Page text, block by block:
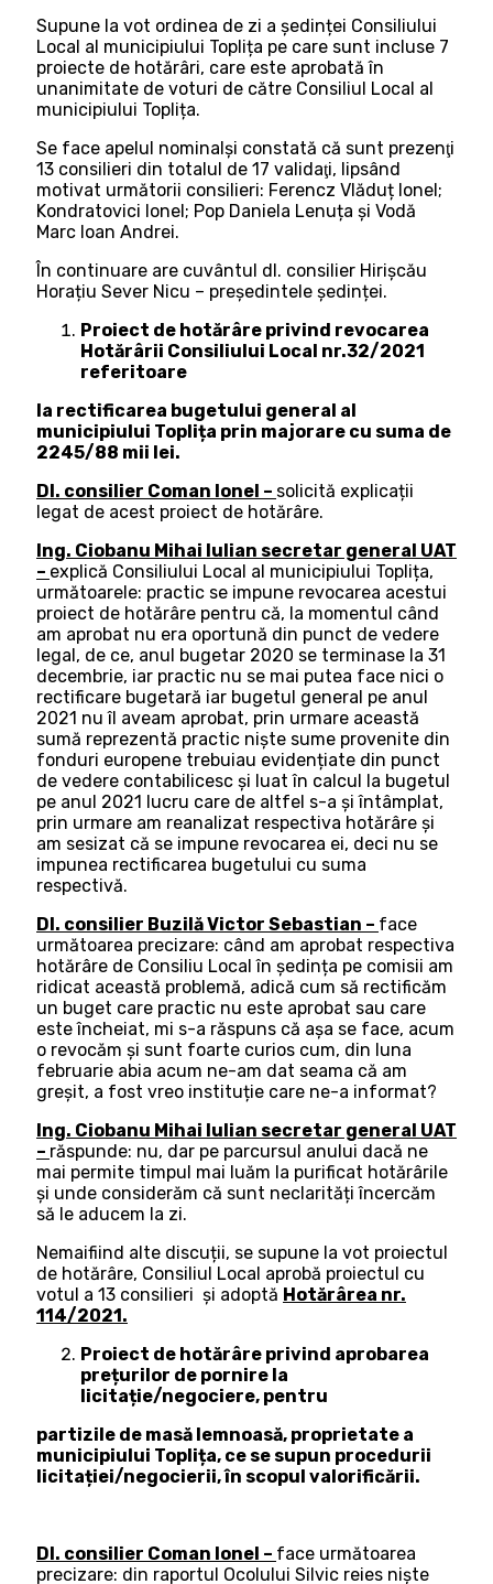
Supune la vot ordinea de zi a ședinței Consiliului
Local al municipiului Toplița pe care sunt incluse 7
proiecte de hotărâri, care este aprobată în
unanimitate de voturi de către Consiliul Local al
municipiului Toplița.
Se face apelul nominalşi constată că sunt prezenţi
13 consilieri din totalul de 17 validaţi, lipsând
motivat următorii consilieri: Ferencz Vlăduț Ionel;
Kondratovici Ionel; Pop Daniela Lenuța și Vodă
Marc Ioan Andrei.
În continuare are cuvântul dl. consilier Hirișcău
Horațiu Sever Nicu – președintele ședinței.
Proiect de hotărâre privind revocarea
Hotărârii Consiliului Local nr.32/2021
referitoare
la rectificarea bugetului general al
municipiului Toplița prin majorare cu suma de
2245/88 mii lei.
Dl. consilier Coman Ionel – solicită explicații
legat de acest proiect de hotărâre.
Ing. Ciobanu Mihai Iulian secretar general UAT
– explică Consiliului Local al municipiului Toplița,
următoarele: practic se impune revocarea acestui
proiect de hotărâre pentru că, la momentul când
am aprobat nu era oportună din punct de vedere
legal, de ce, anul bugetar 2020 se terminase la 31
decembrie, iar practic nu se mai putea face nici o
rectificare bugetară iar bugetul general pe anul
2021 nu îl aveam aprobat, prin urmare această
sumă reprezentă practic niște sume provenite din
fonduri europene trebuiau evidențiate din punct
de vedere contabilicesc și luat în calcul la bugetul
pe anul 2021 lucru care de altfel s-a și întâmplat,
prin urmare am reanalizat respectiva hotărâre și
am sesizat că se impune revocarea ei, deci nu se
impunea rectificarea bugetului cu suma
respectivă.
Dl. consilier Buzilă Victor Sebastian – face
următoarea precizare: când am aprobat respectiva
hotărâre de Consiliu Local în ședința pe comisii am
ridicat această problemă, adică cum să rectificăm
un buget care practic nu este aprobat sau care
este încheiat, mi s-a răspuns că așa se face, acum
o revocăm și sunt foarte curios cum, din luna
februarie abia acum ne-am dat seama că am
greșit, a fost vreo instituție care ne-a informat?
Ing. Ciobanu Mihai Iulian secretar general UAT
– răspunde: nu, dar pe parcursul anului dacă ne
mai permite timpul mai luăm la purificat hotărârile
și unde considerăm că sunt neclarități încercăm
să le aducem la zi.
Nemaifiind alte discuții, se supune la vot proiectul
de hotărâre, Consiliul Local aprobă proiectul cu
votul a 13 consilieri şi adoptă Hotărârea nr.
114/2021.
Proiect de hotărâre privind aprobarea
prețurilor de pornire la
licitație/negociere, pentru
partizile de masă lemnoasă, proprietate a
municipiului Toplița, ce se supun procedurii
licitației/negocierii, în scopul valorificării.
Dl. consilier Coman Ionel – face următoarea
precizare: din raportul Ocolului Silvic reies niște